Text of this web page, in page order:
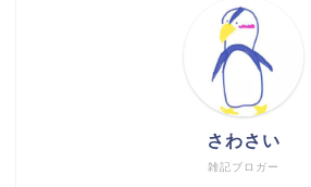
雑記ブロガー
さわさい